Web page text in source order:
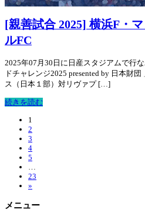
[親善試合 2025] 横浜F・
ルFC
2025年07月30日に日産スタジアムで行
ドチャレンジ2025 presented by 日本財
ス（日本１部）対リヴァプ […]
続きを読む
1
2
3
4
5
23
»
メニュー